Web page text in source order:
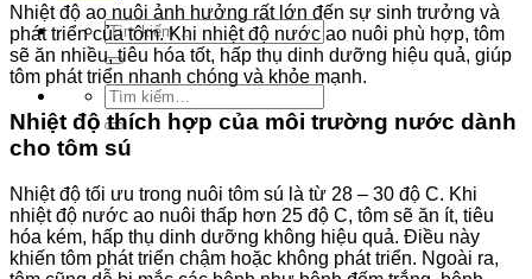
Tìm
kiếm:
Tìm
kiếm:
Nhiệt độ ao nuôi ảnh hưởng rất lớn đến sự sinh trưởng và
phát triển của tôm. Khi nhiệt độ nước ao nuôi phù hợp, tôm
sẽ ăn nhiều, tiêu hóa tốt, hấp thụ dinh dưỡng hiệu quả, giúp
tôm phát triển nhanh chóng và khỏe mạnh.
Nhiệt độ thích hợp của môi trường nước dành
cho tôm sú
Nhiệt độ tối ưu trong nuôi tôm sú là từ 28 – 30 độ C. Khi
nhiệt độ nước ao nuôi thấp hơn 25 độ C, tôm sẽ ăn ít, tiêu
hóa kém, hấp thụ dinh dưỡng không hiệu quả. Điều này
khiến tôm phát triển chậm hoặc không phát triển. Ngoài ra,